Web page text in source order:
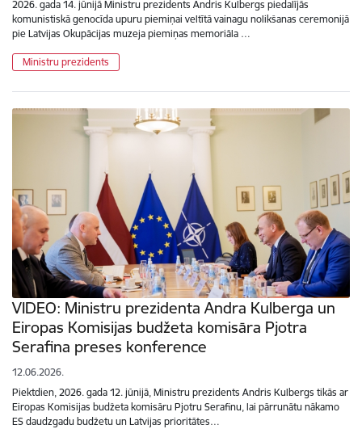
2026. gada 14. jūnijā Ministru prezidents Andris Kulbergs piedalījās
komunistiskā genocīda upuru piemiņai veltītā vainagu nolikšanas ceremonijā
pie Latvijas Okupācijas muzeja piemiņas memoriāla …
Ministru prezidents
VIDEO: Ministru prezidenta Andra Kulberga un
Eiropas Komisijas budžeta komisāra Pjotra
Serafina preses konference
12.06.2026.
Piektdien, 2026. gada 12. jūnijā, Ministru prezidents Andris Kulbergs tikās ar
Eiropas Komisijas budžeta komisāru Pjotru Serafinu, lai pārrunātu nākamo
ES daudzgadu budžetu un Latvijas prioritātes…